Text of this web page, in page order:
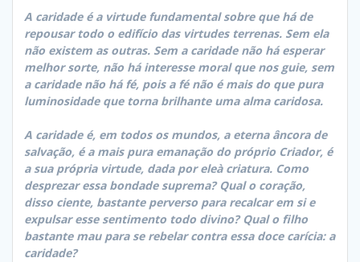
A caridade é a virtude fundamental sobre que há de
repousar todo o edifício das virtudes terrenas. Sem ela
não existem as outras. Sem a caridade não há esperar
melhor sorte, não há interesse moral que nos guie, sem
a caridade não há fé, pois a fé não é mais do que pura
luminosidade que torna brilhante uma alma caridosa.
A caridade é, em todos os mundos, a eterna âncora de
salvação, é a mais pura emanação do próprio Criador, é
a sua própria virtude, dada por eleà criatura. Como
desprezar essa bondade suprema? Qual o coração,
disso ciente, bastante perverso para recalcar em si e
expulsar esse sentimento todo divino? Qual o filho
bastante mau para se rebelar contra essa doce carícia: a
caridade?